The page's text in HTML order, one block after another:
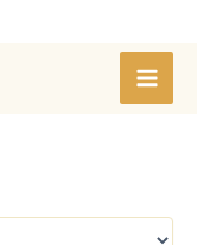
Main